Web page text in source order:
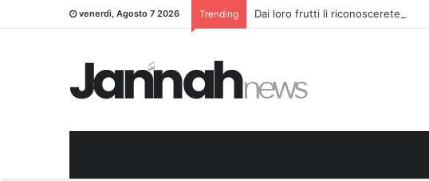
venerdì, Agosto 7 2026 Trending Dai loro frutti li riconoscerete